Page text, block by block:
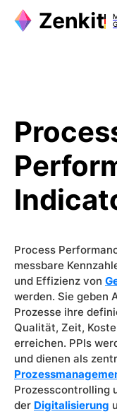
Inhalt
Process
messbare
und Effizienz von
werden. Sie geben
Prozesse ihre
Qualität, Zeit,
erreichen. PPIs
und dienen als
Prozesscontrolling
der Digitalisierung